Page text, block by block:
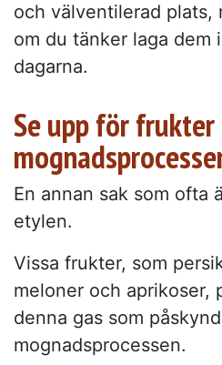
och välventilerad plats,
om du tänker laga dem
dagarna.
Se upp för
En annan sak som ofta
etylen.
Vissa frukter, som
meloner och aprikoser,
denna gas som
mognadsprocessen.